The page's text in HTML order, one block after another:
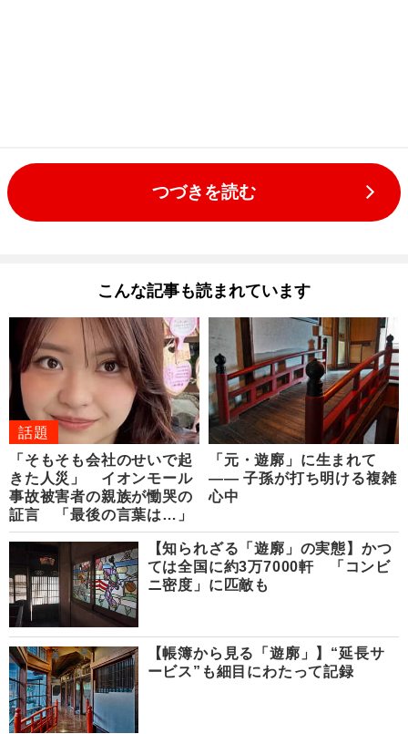
つづきを読む
こんな記事も読まれています
話題
「そもそも会社のせいで起
きた人災」 イオンモール
事故被害者の親族が慟哭の
証言 「最後の言葉は…」
「元・遊廓」に生まれて
―― 子孫が打ち明ける複雑
心中
【知られざる「遊廓」の実態】かつ
ては全国に約3万7000軒 「コンビ
ニ密度」に匹敵も
【帳簿から見る「遊廓」】“延長サ
ービス”も細目にわたって記録